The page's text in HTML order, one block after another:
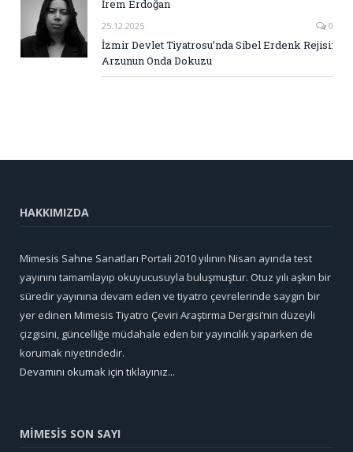
İrem Erdoğan
25.12.2025 0
İzmir Devlet Tiyatrosu’nda Sibel Erdenk Rejisi:
Arzunun Onda Dokuzu
HAKKIMIZDA
Mimesis Sahne Sanatları Portali 2010 yılının Nisan ayında test
yayınını tamamlayıp okuyucusuyla buluşmuştur. Otuz yılı aşkın bir
süredir yayınına devam eden ve tiyatro çevrelerinde saygın bir
yer edinen Mimesis Tiyatro Çeviri Araştırma Dergisi’nin düzeyli
çizgisini, güncelliğe müdahale eden bir yayıncılık yaparken de
korumak niyetindedir.
Devamını okumak için tıklayınız...
MİMESİS SON SAYI